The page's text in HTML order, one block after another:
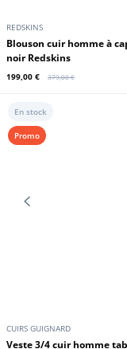
REDSKINS
Blouson cuir homme à capuche